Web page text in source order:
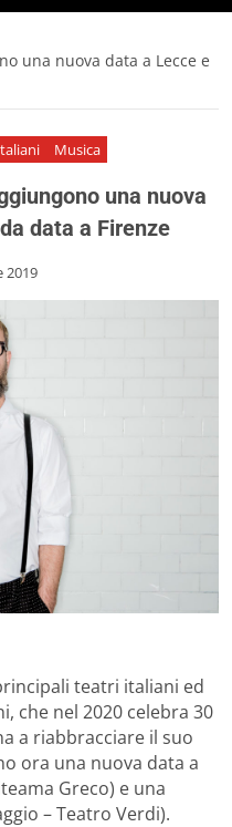
una nuova data a Lecce e
Musica
una nuova
data a Firenze
2019
teatri italiani ed
che nel 2020 celebra 30
a riabbracciare il suo
ora una nuova data a
Greco) e una
– Teatro Verdi).